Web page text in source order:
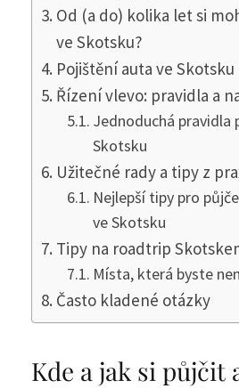
Od (a do) kolika let si
ve Skotsku?
Pojištění auta ve Skotsku
Řízení vlevo: pravidla a
Jednoduchá pravidla
Skotsku
Užitečné rady a tipy z
Nejlepší tipy pro
ve Skotsku
Tipy na roadtrip
Místa, která byste
Často kladené otázky
Kde a jak si půjčit